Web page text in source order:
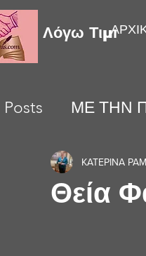
Λόγω Τιμής
ΜΕ ΤΗΝ
LOVE MOMENTS
Θεία
ΚΑΤΕΡΙΝΑ